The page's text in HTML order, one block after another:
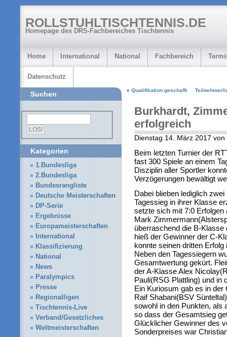
ROLLSTUHLTISCHTENNIS.DE
Homepage des DRS-Fachbereiches Tischtennis
Home International National Fachbereich
Datenschutz
« Qualifikation geschafft
Burkhardt,
erfolgreich
Dienstag 14. März 2017
Beim letzten Turnier der
fast 300 Spiele an einem
Disziplin aller Sportler
Verzögerungen bewältigt
Dabei blieben lediglich
Tagessieg in ihrer Klasse
setzte sich mit 7:0 Erfolgen
Mark
überraschend die B-
hieß der Gewinner der C-
konnte seinen dritten
Neben den Tagessiegern
Gesamtwertung gekürt.
der A-Klasse Alex
Pauli(RSG Plattling) und in
Ein Kuriosum gab es in der
Raif Shabani(BSV
sowohl in den Punkten, als
so dass der Gesamtsieg
Glücklicher Gewinner des
Sonderpreises war
Suchen
Kategorien
1.Bundesliga
2.Bundesliga
Bundesrangliste
Deutsche Meisterschaften
DP-Serie
Ergebnisse
Europameisterschaften
International
Klassifizierung
National
News
Paralympics
Presse
Regionalligen
Tischtennis-Live
Verband/Gesetzliches
Weltmeisterschaften